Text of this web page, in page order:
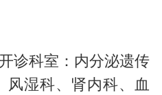
诊科室：内分泌遗传
风湿科、肾内科、血